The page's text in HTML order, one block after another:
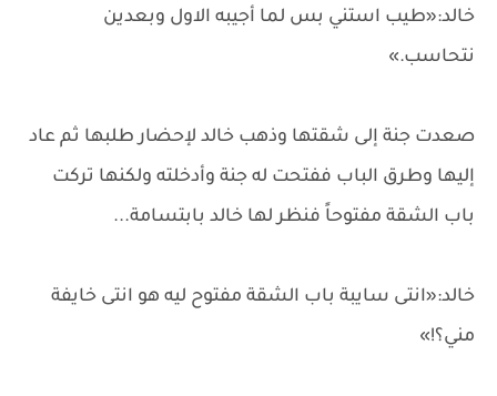
خالد:«طيب استني بس لما أجيبه الاول وبعدين
نتحاسب.»
صعدت جنة إلى شقتها وذهب خالد لإحضار طلبها ثم عاد
إليها وطرق الباب ففتحت له جنة وأدخلته ولكنها تركت
باب الشقة مفتوحاً فنظر لها خالد بابتسامة...
خالد:«انتى سايبة باب الشقة مفتوح ليه هو انتى خايفة
مني؟!»